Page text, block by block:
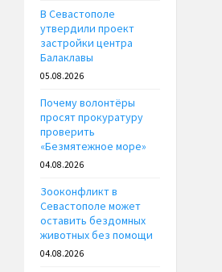
В Севастополе
утвердили проект
застройки центра
Балаклавы
05.08.2026
Почему волонтёры
просят прокуратуру
проверить
«Безмятежное море»
04.08.2026
Зооконфликт в
Севастополе может
оставить бездомных
животных без помощи
04.08.2026